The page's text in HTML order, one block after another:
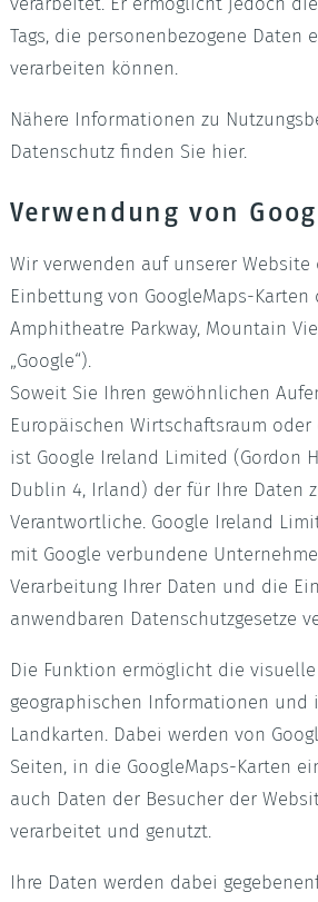
Tags, die personenbezogene Daten
verarbeiten können.
Nähere Informationen zu
Datenschutz finden Sie hier.
Verwendung von
Wir verwenden auf unserer
Einbettung von GoogleMaps-Karten
Amphitheatre Parkway, Mountain
„Google“).
Soweit Sie Ihren gewöhnlichen
Europäischen Wirtschaftsraum oder
ist Google Ireland Limited (Gordon
Dublin 4, Irland) der für Ihre Daten
Verantwortliche. Google Ireland
mit Google verbundene
Verarbeitung Ihrer Daten und die
anwendbaren Datenschutzgesetze
Die Funktion ermöglicht die
geographischen Informationen und
Landkarten. Dabei werden von
Seiten, in die GoogleMaps-Karten
auch Daten der Besucher der
verarbeitet und genutzt.
Ihre Daten werden dabei